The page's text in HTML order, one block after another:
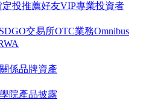
定投推薦好友VIP專業投資者
交易所OTC業務Omnibus
係品牌資產
學院產品披露